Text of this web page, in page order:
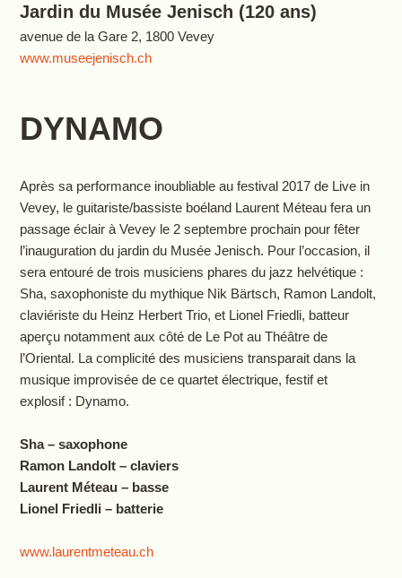
Jardin du Musée Jenisch (120 ans)
avenue de la Gare 2, 1800 Vevey
www.museejenisch.ch
DYNAMO
Après sa performance inoubliable au festival 2017 de Live in
Vevey, le guitariste/bassiste boéland Laurent Méteau fera un
passage éclair à Vevey le 2 septembre prochain pour fêter
l’inauguration du jardin du Musée Jenisch. Pour l’occasion, il
sera entouré de trois musiciens phares du jazz helvétique :
Sha, saxophoniste du mythique Nik Bärtsch, Ramon Landolt,
claviériste du Heinz Herbert Trio, et Lionel Friedli, batteur
aperçu notamment aux côté de Le Pot au Théâtre de
l’Oriental. La complicité des musiciens transparait dans la
musique improvisée de ce quartet électrique, festif et
explosif : Dynamo.
Sha – saxophone
Ramon Landolt – claviers
Laurent Méteau – basse
Lionel Friedli – batterie
www.laurentmeteau.ch